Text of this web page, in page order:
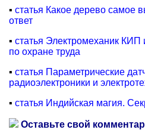
▪ статья Какое дерево самое
ответ
▪ статья Электромеханик КИП
по охране труда
▪ статья Параметрические
радиоэлектроники и
▪ статья Индийская магия.
Оставьте свой